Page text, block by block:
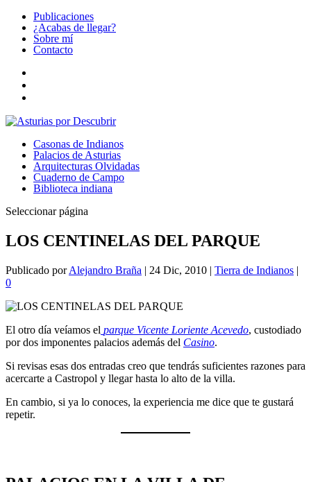
Publicaciones
¿Acabas de llegar?
Sobre mí
Contacto
Casonas de Indianos
Palacios de Asturias
Arquitecturas Olvidadas
Cuaderno de Campo
Biblioteca indiana
Seleccionar página
LOS CENTINELAS DEL PARQUE
Publicado porAlejandro Braña | 24 Dic, 2010 | Tierra de Indianos |
0
El otro día veíamos el parque Vicente Loriente Acevedo, custodiado
por dos imponentes palacios además del Casino.
Si revisas esas dos entradas creo que tendrás suficientes razones para
acercarte a Castropol y llegar hasta lo alto de la villa.
En cambio, si ya lo conoces, la experiencia me dice que te gustará
repetir.